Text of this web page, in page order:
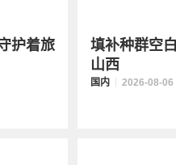
护着旅
填补种群空
山西
国内 2026-08-06